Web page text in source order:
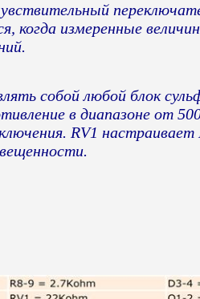
когда измеренные
собой любой блок
в диапазоне от
RV1 настраивает